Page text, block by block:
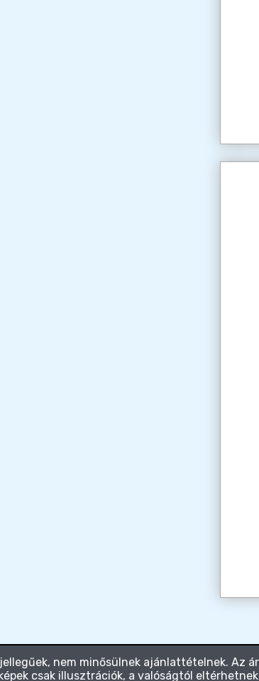
nem minősülnek ajánlattételnek. Az
csak illusztrációk, a valóságtól